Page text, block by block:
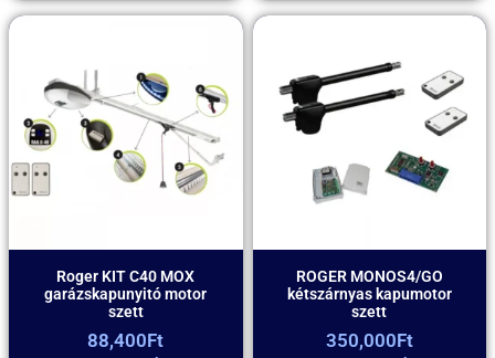
Roger KIT C40 MOX
garázskapunyitó motor
szett
88,400Ft
ROGER MONOS4/GO
kétszárnyas kapumotor
szett
350,000Ft